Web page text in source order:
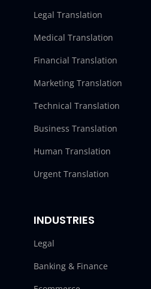
Legal Translation
Medical Translation
Financial Translation
Marketing Translation
Technical Translation
Business Translation
Human Translation
Urgent Translation
INDUSTRIES
Legal
Banking & Finance